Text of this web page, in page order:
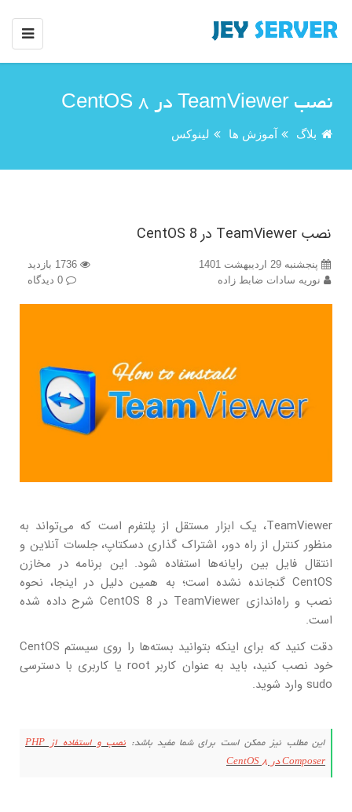
نصب TeamViewer در CentOS 8
بلاگ آموزش ها لینوکس
نصب TeamViewer در CentOS 8
پنجشنبه 29 اردیبهشت 1401
نوریه سادات ضابط زاده
TeamViewer، یک ابزار مستقل از پلتفرم است که می‌تواند به
منظور کنترل از راه دور، اشتراک گذاری دسکتاپ، جلسات آنلاین و
انتقال فایل بین رایانه‌ها استفاده شود. این برنامه در مخازن
CentOS گنجانده نشده است؛ به همین دلیل در اینجا، نحوه
نصب و راه‌اندازی TeamViewer در CentOS 8 شرح داده شده
است.
دقت کنید که برای اینکه بتوانید بسته‌ها را روی سیستم CentOS
خود نصب کنید، باید به عنوان کاربر root یا کاربری با دسترسی
sudo وارد شوید.
این مطلب نیز ممکن است برای شما مفید باشد:
نصب و استفاده از PHP
Composer در CentOS 8